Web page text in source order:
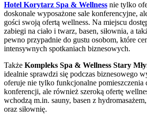
Hotel Korytarz Spa & Wellness nie tylko
doskonale wyposażone sale konferencyjne,
gości swoją ofertą wellness. Na miejscu
zabiegi na ciało i twarz, basen, siłownia, a
pewno przypadnie do gustu osobom, które
intensywnych spotkaniach biznesowych.
Także Kompleks Spa & Wellness Stary
idealnie sprawdzi się podczas biznesowego
oferuje nie tylko funkcjonalne pomieszczenia
konferencji, ale również szeroką ofertę
wchodzą m.in. sauny, basen z
oraz siłownię.